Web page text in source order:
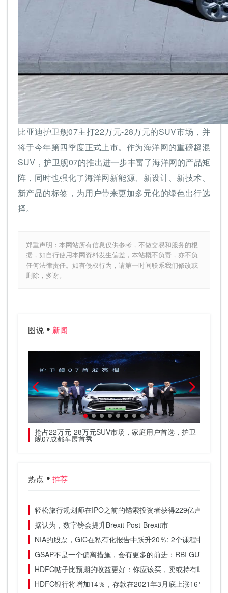
比亚迪护卫舰07主打22万元-28万元的SUV市场，并
将于今年第四季度正式上市。作为海洋网的重磅超混
SUV，护卫舰07的推出进一步丰富了海洋网的产品矩
阵，同时也强化了海洋网新能源、新设计、新技术、
新产品的标签，为用户带来更加多元化的绿色出行选
择。
郑重声明：本网站所有信息仅供参考，不做交易和服务的根
据，如自行使用本网资料发生偏差，本站概不负责，亦不负
任何法律责任。如有侵权行为，请第一时间联系我们修改或
删除，多谢。
图说 新闻
抢占22万元-28万元SUV市场，家庭用户首选，护卫
舰07成都车展首秀
热点 推荐
轻松旅行规划师在IPO之前的锚索投资者获得229亿卢比
据认为，数字镑会提升Brexit Post-Brexit市
NIA的股票，GIC在私有化报告中跃升20％; 2个课程中44％
GSAP不是一个偏离措施，会有更多的前进：RBI GUV
HDFC帖子比预期的收益更好：你应该买，卖或持有吗？
HDFC银行将增加14％，存款在2021年3月底上涨16％